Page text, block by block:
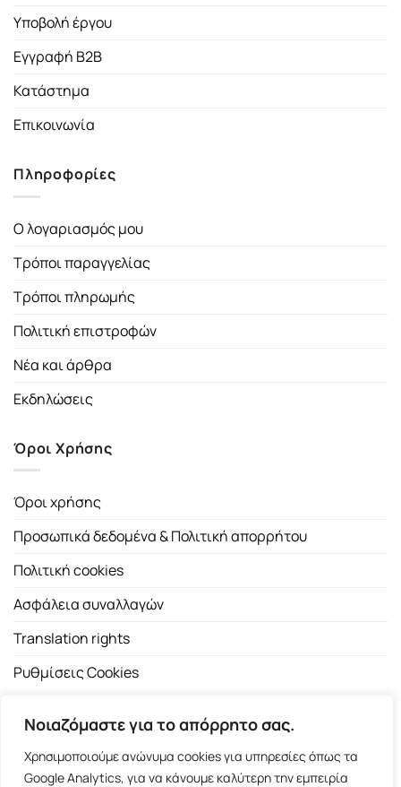
Νοιαζόμαστε για το απόρρητο σας.
Χρησιμοποιούμε ανώνυμα cookies για υπηρεσίες όπως τα
Google Analytics, για να κάνουμε καλύτερη την εμπειρία
Υποβολή έργου
Εγγραφή B2B
Κατάστημα
Επικοινωνία
Πληροφορίες
Ο λογαριασμός μου
Τρόποι παραγγελίας
Τρόποι πληρωμής
Πολιτική επιστροφών
Νέα και άρθρα
Εκδηλώσεις
Όροι Χρήσης
Όροι χρήσης
Προσωπικά δεδομένα & Πολιτική απορρήτου
Πολιτική cookies
Ασφάλεια συναλλαγών
Translation rights
Ρυθμίσεις Cookies